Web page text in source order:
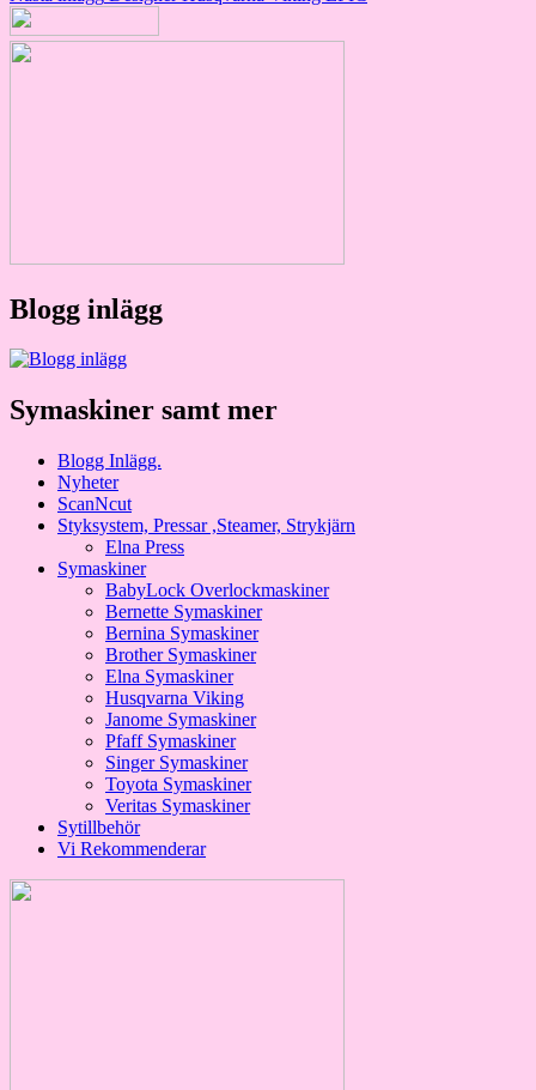
Blogg inlägg
Symaskiner samt mer
Blogg Inlägg.
Nyheter
ScanNcut
Styksystem, Pressar ,Steamer, Strykjärn
Elna Press
Symaskiner
BabyLock Overlockmaskiner
Bernette Symaskiner
Bernina Symaskiner
Brother Symaskiner
Elna Symaskiner
Husqvarna Viking
Janome Symaskiner
Pfaff Symaskiner
Singer Symaskiner
Toyota Symaskiner
Veritas Symaskiner
Sytillbehör
Vi Rekommenderar